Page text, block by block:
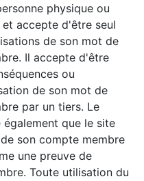
physique ou
accepte d'être seul
de son mot de
Il accepte d'être
ou
de son mot de
par un tiers. Le
que le site
son compte membre
une preuve de
Toute utilisation du